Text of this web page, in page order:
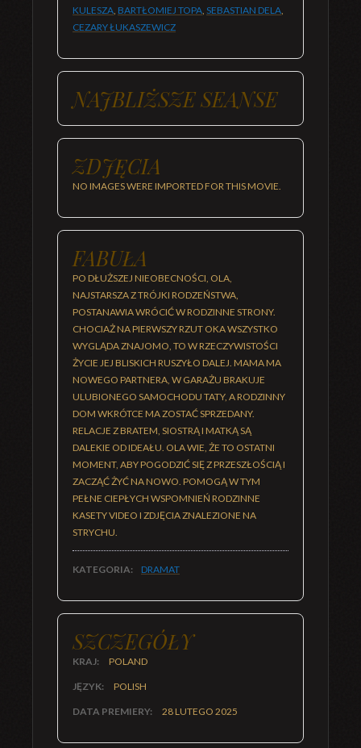
KULESZA, BARTŁOMIEJ TOPA, SEBASTIAN DELA,
CEZARY ŁUKASZEWICZ
NAJBLIŻSZE SEANSE
ZDJĘCIA
NO IMAGES WERE IMPORTED FOR THIS MOVIE.
FABUŁA
PO DŁUŻSZEJ NIEOBECNOŚCI, OLA,
NAJSTARSZA Z TRÓJKI RODZEŃSTWA,
POSTANAWIA WRÓCIĆ W RODZINNE STRONY.
CHOCIAŻ NA PIERWSZY RZUT OKA WSZYSTKO
WYGLĄDA ZNAJOMO, TO W RZECZYWISTOŚCI
ŻYCIE JEJ BLISKICH RUSZYŁO DALEJ. MAMA MA
NOWEGO PARTNERA, W GARAŻU BRAKUJE
ULUBIONEGO SAMOCHODU TATY, A RODZINNY
DOM WKRÓTCE MA ZOSTAĆ SPRZEDANY.
RELACJE Z BRATEM, SIOSTRĄ I MATKĄ SĄ
DALEKIE OD IDEAŁU. OLA WIE, ŻE TO OSTATNI
MOMENT, ABY POGODZIĆ SIĘ Z PRZESZŁOŚCIĄ I
ZACZĄĆ ŻYĆ NA NOWO. POMOGĄ W TYM
PEŁNE CIEPŁYCH WSPOMNIEŃ RODZINNE
KASETY VIDEO I ZDJĘCIA ZNALEZIONE NA
STRYCHU.
KATEGORIA: DRAMAT
SZCZEGÓŁY
KRAJ: POLAND
JĘZYK: POLISH
DATA PREMIERY: 28 LUTEGO 2025